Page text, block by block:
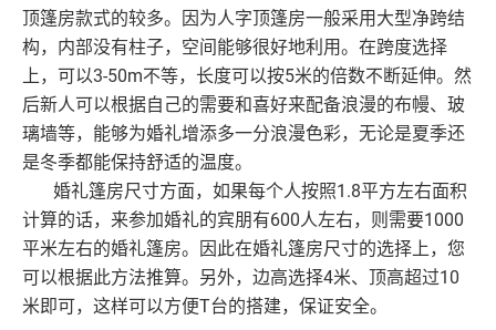
顶篷房款式的较多。因为人字顶篷房一般采用大型净跨结
构，内部没有柱子，空间能够很好地利用。在跨度选择
上，可以3-50m不等，长度可以按5米的倍数不断延伸。然
后新人可以根据自己的需要和喜好来配备浪漫的布幔、玻
璃墙等，能够为婚礼增添多一分浪漫色彩，无论是夏季还
是冬季都能保持舒适的温度。
婚礼篷房尺寸方面，如果每个人按照1.8平方左右面积
计算的话，来参加婚礼的宾朋有600人左右，则需要1000
平米左右的婚礼篷房。因此在婚礼篷房尺寸的选择上，您
可以根据此方法推算。另外，边高选择4米、顶高超过10
米即可，这样可以方便T台的搭建，保证安全。